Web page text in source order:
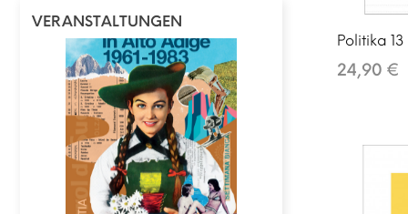
VERANSTALTUNGEN
BücherBazar Bozen
19.08.2026, Zeit: 10:00 Uhr
Politika 13
24,90 €